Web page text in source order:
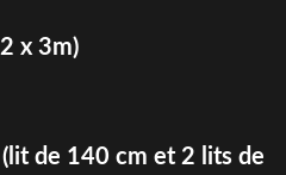
x 3m)
de 140 cm et 2 lits de